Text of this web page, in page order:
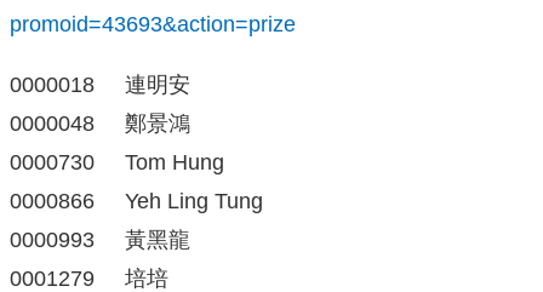
promoid=43693&action=prize
0000018 連明安
0000048 鄭景鴻
0000730 Tom Hung
0000866 Yeh Ling Tung
0000993 黃黑龍
0001279 培培